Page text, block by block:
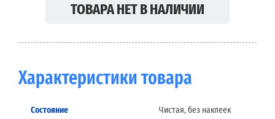
ТОВАРА НЕТ В НАЛИЧИИ
Характеристики товара
Состояние Чистая, без наклеек